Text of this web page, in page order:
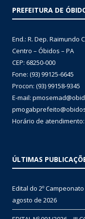
PREFEITURA DE
End.: R. Dep. Raimundo
Centro – Óbidos – PA
CEP: 68250-000
Fone: (93) 99125-6645
Procon: (93) 99158-9345
E-mail:
Horário de atendimento:
ÚLTIMAS
Edital do 2º
agosto de 2026